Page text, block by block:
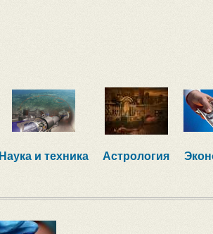
Наука и техника Астрология